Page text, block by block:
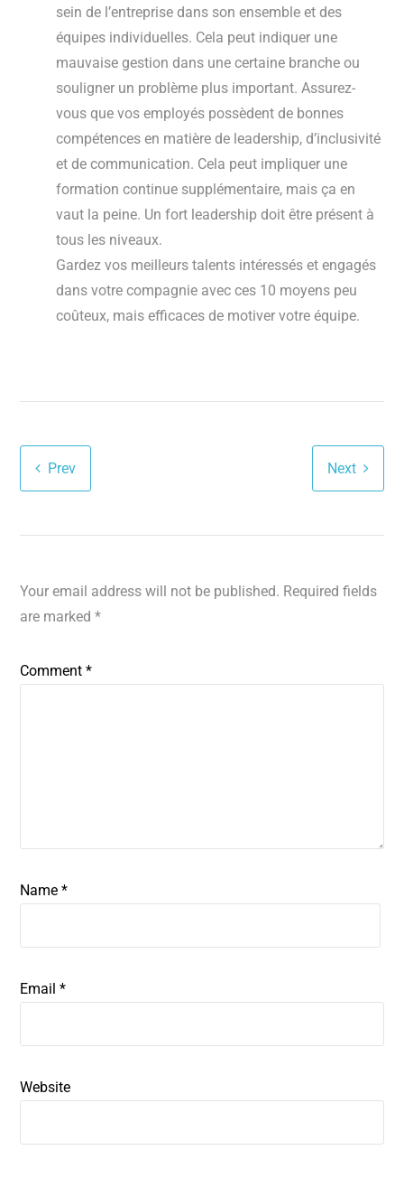
sein de l’entreprise dans son ensemble et des
équipes individuelles. Cela peut indiquer une
mauvaise gestion dans une certaine branche ou
souligner un problème plus important. Assurez-
vous que vos employés possèdent de bonnes
compétences en matière de leadership, d’inclusivité
et de communication. Cela peut impliquer une
formation continue supplémentaire, mais ça en
vaut la peine. Un fort leadership doit être présent à
tous les niveaux.
Gardez vos meilleurs talents intéressés et engagés
dans votre compagnie avec ces 10 moyens peu
coûteux, mais efficaces de motiver votre équipe.
Prev Next
Your email address will not be published. Required fields
are marked*
Comment*
Name*
Email*
Website